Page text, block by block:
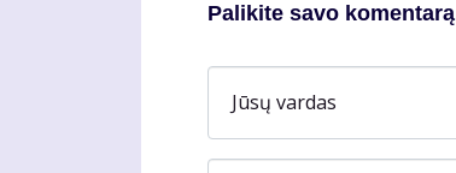
Palikite savo komentarą
Jūsų vardas